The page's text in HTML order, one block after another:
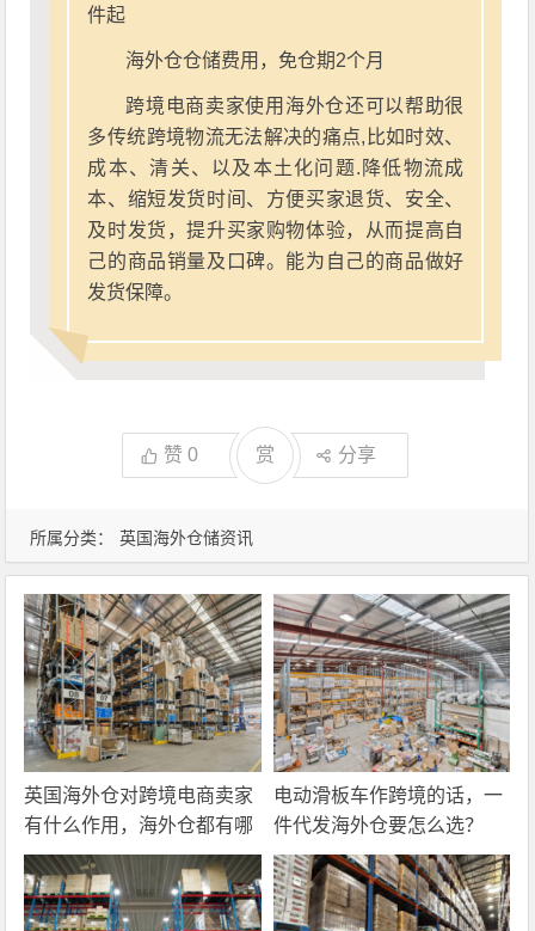
所属分类： 英国海外仓储资讯
件起
海外仓仓储费用，免仓期2个月
跨境电商卖家使用海外仓还可以帮助很
多传统跨境物流无法解决的痛点,比如时效、
成本、清关、以及本土化问题.降低物流成
本、缩短发货时间、方便买家退货、安全、
及时发货，提升买家购物体验，从而提高自
己的商品销量及口碑。能为自己的商品做好
发货保障。
赞0 赏 分享
英国海外仓对跨境电商卖家
有什么作用，海外仓都有哪
些核心服务？
电动滑板车作跨境的话，一
件代发海外仓要怎么选？